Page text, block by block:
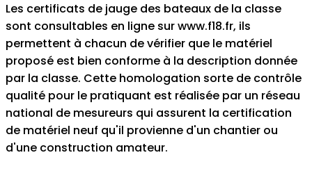
Les certificats de jauge des bateaux de la classe
sont consultables en ligne sur www.f18.fr, ils
permettent à chacun de vérifier que le matériel
proposé est bien conforme à la description donnée
par la classe. Cette homologation sorte de contrôle
qualité pour le pratiquant est réalisée par un réseau
national de mesureurs qui assurent la certification
de matériel neuf qu'il provienne d'un chantier ou
d'une construction amateur.